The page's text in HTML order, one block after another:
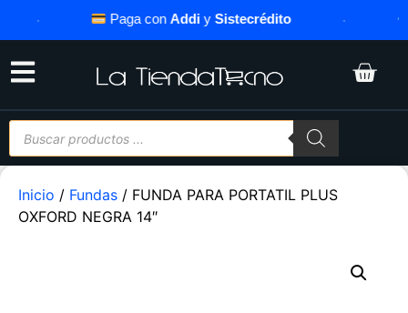
Paga conAddiySistecrédito
Inicio / Fundas / FUNDA PARA PORTATIL PLUS
OXFORD NEGRA 14″